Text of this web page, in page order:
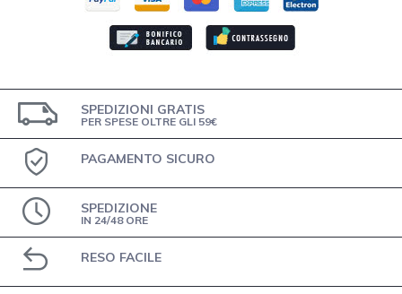
SPEDIZIONI GRATIS
PER SPESE OLTRE GLI 59€
PAGAMENTO SICURO
SPEDIZIONE
IN 24/48 ORE
RESO FACILE